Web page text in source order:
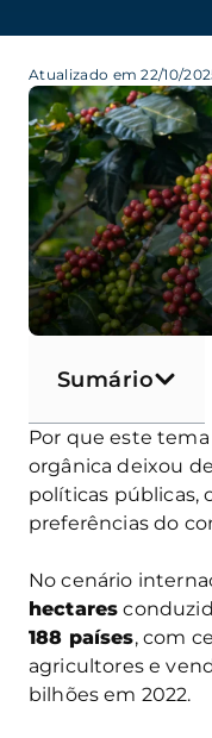
Atualizado em 22/10/
Sumário
Por que este
orgânica deixou
políticas públicas,
preferências do
No cenário
hectares
188 países, com
agricultores e
bilhões em 2022.